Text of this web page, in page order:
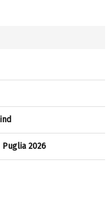
2026